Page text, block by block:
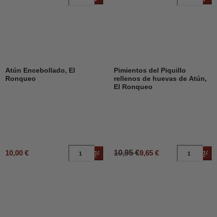
Atún Encebollado, El
Ronqueo
10,00 € Añadir al carrito
DESCUENTO
Pimientos del Piquillo
rellenos de huevas de Atún,
El Ronqueo
10,95 €9,65 €